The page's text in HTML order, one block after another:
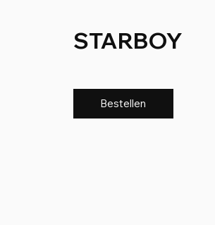
STARBOY
Bestellen